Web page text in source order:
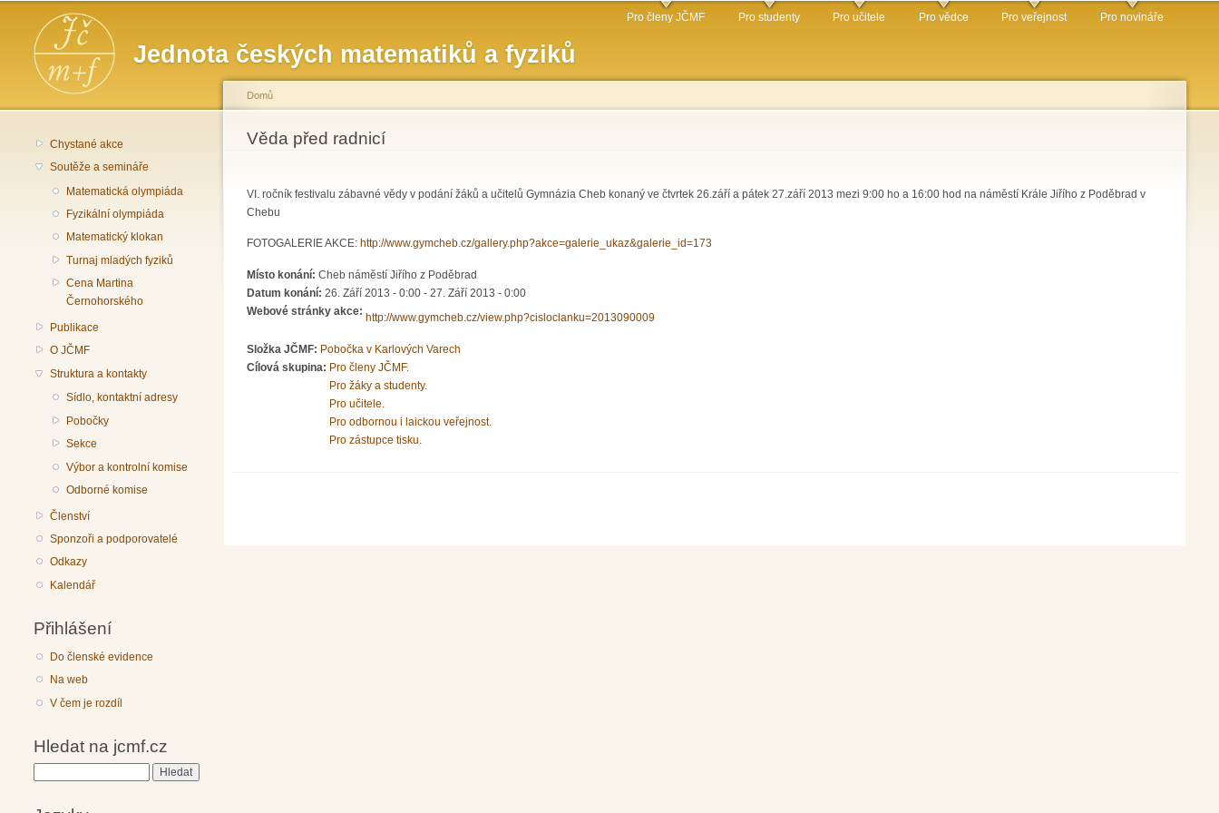
obsahu
Jednota českých matematiků a fyziků
Hlavní menu Pro členy JČMF Pro studenty Pro učitele Pro vědce Pro veřejnost Pro novináře
Chystané akce
Soutěže a semináře
Matematická olympiáda
Fyzikální olympiáda
Matematický klokan
Turnaj mladých fyziků
Cena Martina
Černohorského
Publikace
O JČMF
Struktura a kontakty
Sídlo, kontaktní adresy
Pobočky
Sekce
Výbor a kontrolní komise
Odborné komise
Členství
Sponzoři a podporovatelé
Odkazy
Kalendář
Přihlášení
Do členské evidence
Na web
V čem je rozdíl
Hledat na jcmf.cz
Jste zde
Domů
Věda před radnicí
VI. ročník festivalu zábavné vědy v podání žáků a učitelů Gymnázia Cheb konaný ve čtvrtek 26.září a pátek 27.září 2013 mezi 9:00 ho a 16:00 hod na náměstí Krále Jiřího z Poděbrad v
Chebu
FOTOGALERIE AKCE: http://www.gymcheb.cz/gallery.php?akce=galerie_ukaz&galerie_id=173
Místo konání: Cheb náměstí Jiřího z Poděbrad
Datum konání: 26. Září 2013 - 0:00 - 27. Září 2013 - 0:00
Webové stránky akce:
http://www.gymcheb.cz/view.php?cisloclanku=2013090009
Složka JČMF: Pobočka v Karlových Varech
Cílová skupina: Pro členy JČMF.
Pro žáky a studenty.
Pro učitele.
Pro odbornou i laickou veřejnost.
Pro zástupce tisku.